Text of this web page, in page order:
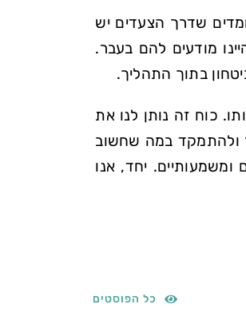
שדרך הצעדים יש
מודעים להם בעבר.
בתוך התהליך.
כוח זה נותן לנו את
ולהתמקד במה שחשוב
ומשמעותיים. יחד, אנו
כל הפוסטים